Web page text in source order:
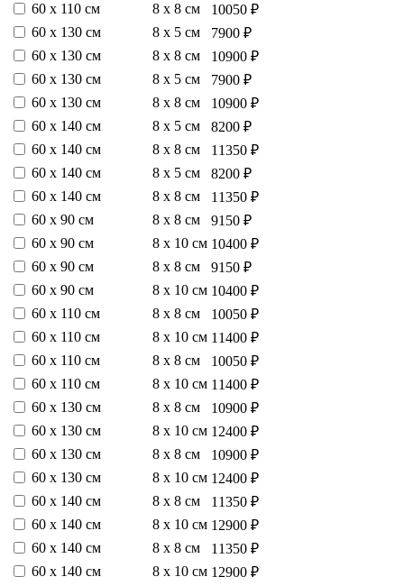
60 х 110 см
8 х 8 см
10050 ₽
60 х 130 см
8 х 5 см
7900 ₽
60 х 130 см
8 х 8 см
10900 ₽
60 х 130 см
8 х 5 см
7900 ₽
60 х 130 см
8 х 8 см
10900 ₽
60 х 140 см
8 х 5 см
8200 ₽
60 х 140 см
8 х 8 см
11350 ₽
60 х 140 см
8 х 5 см
8200 ₽
60 х 140 см
8 х 8 см
11350 ₽
60 х 90 см
8 х 8 см
9150 ₽
60 х 90 см
8 х 10 см 10400 ₽
60 х 90 см
8 х 8 см
9150 ₽
60 х 90 см
8 х 10 см 10400 ₽
60 х 110 см
8 х 8 см
10050 ₽
60 х 110 см
8 х 10 см 11400 ₽
60 х 110 см
8 х 8 см
10050 ₽
60 х 110 см
8 х 10 см 11400 ₽
60 х 130 см
8 х 8 см
10900 ₽
60 х 130 см
8 х 10 см 12400 ₽
60 х 130 см
8 х 8 см
10900 ₽
60 х 130 см
8 х 10 см 12400 ₽
60 х 140 см
8 х 8 см
11350 ₽
60 х 140 см
8 х 10 см 12900 ₽
60 х 140 см
8 х 8 см
11350 ₽
60 х 140 см
8 х 10 см 12900 ₽